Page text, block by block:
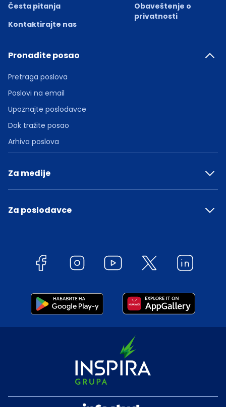
Česta pitanja
Kontaktirajte nas
Obaveštenje o
privatnosti
Pronađite posao
Pretraga poslova
Poslovi na email
Upoznajte poslodavce
Dok tražite posao
Arhiva poslova
Za medije
Za poslodavce